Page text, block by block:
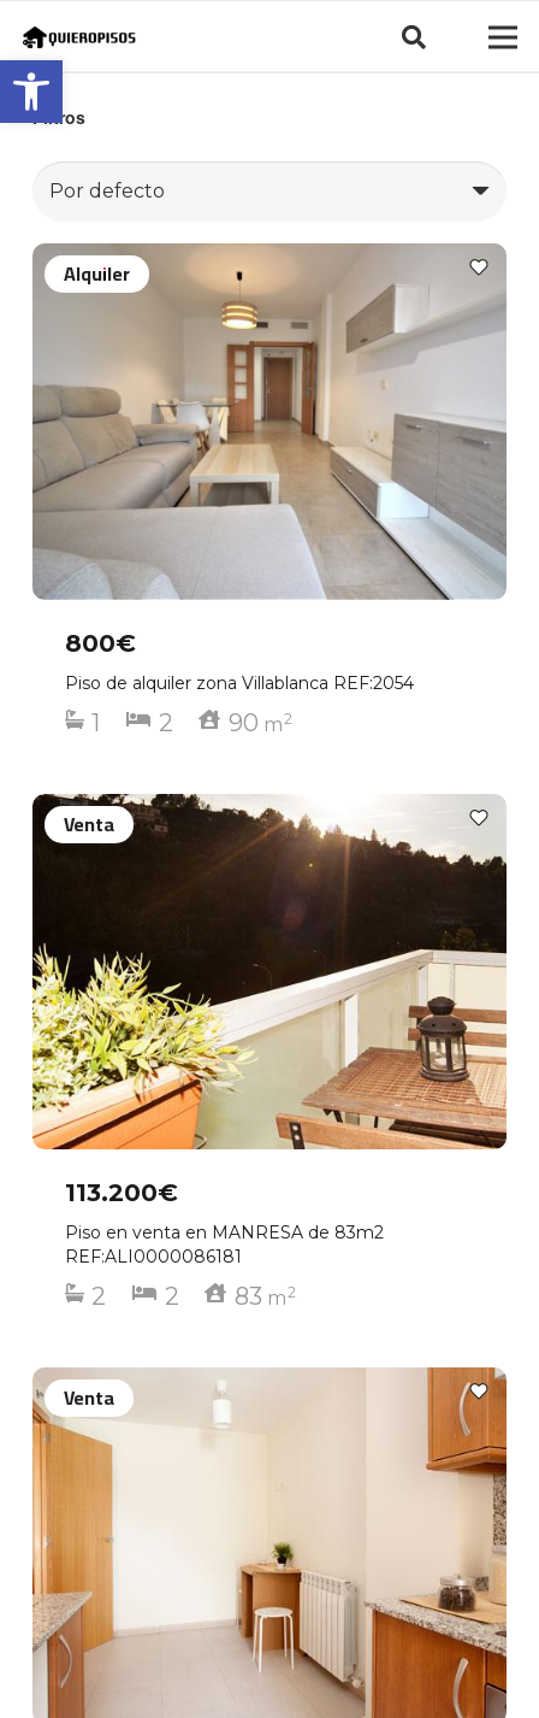
Abrir barra de herramientas
Filtros
800€
Piso de alquiler zona Villablanca REF:2054
1 2 90 m2
Alquiler
113.200€
Piso en venta en MANRESA de 83m2
REF:ALI0000086181
2 2 83 m2
Venta
Venta